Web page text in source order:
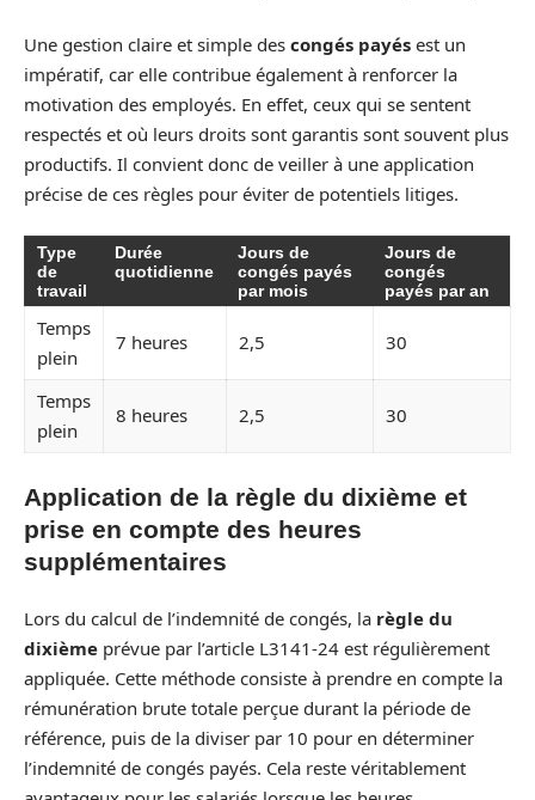
Une gestion claire et simple des congés payés est un
impératif, car elle contribue également à renforcer la
motivation des employés. En effet, ceux qui se sentent
respectés et où leurs droits sont garantis sont souvent plus
productifs. Il convient donc de veiller à une application
précise de ces règles pour éviter de potentiels litiges.
Type
de
travail
Durée
quotidienne
Jours de
congés payés
par mois
Jours de
congés
payés par an
Temps
plein
7 heures 2,5 30
Temps
plein
8 heures 2,5 30
Application de la règle du dixième et
prise en compte des heures
supplémentaires
Lors du calcul de l’indemnité de congés, la règle du
dixième prévue par l’article L3141-24 est régulièrement
appliquée. Cette méthode consiste à prendre en compte la
rémunération brute totale perçue durant la période de
référence, puis de la diviser par 10 pour en déterminer
l’indemnité de congés payés. Cela reste véritablement